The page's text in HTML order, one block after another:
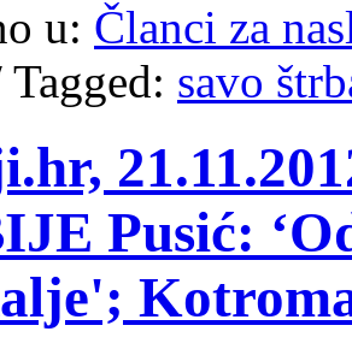
u: Članci za
Tagged: savo
Pusić: